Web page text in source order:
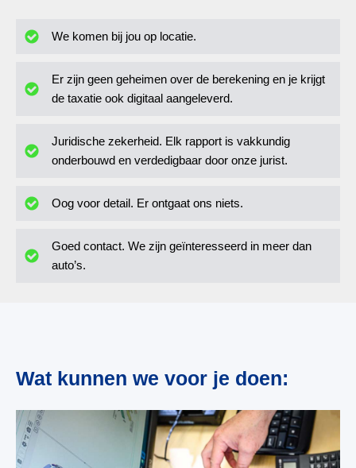
We komen bij jou op locatie.
Er zijn geen geheimen over de berekening en je krijgt
de taxatie ook digitaal aangeleverd.
Juridische zekerheid. Elk rapport is vakkundig
onderbouwd en verdedigbaar door onze jurist.
Oog voor detail. Er ontgaat ons niets.
Goed contact. We zijn geïnteresseerd in meer dan
auto’s.
Wat kunnen we voor je doen: